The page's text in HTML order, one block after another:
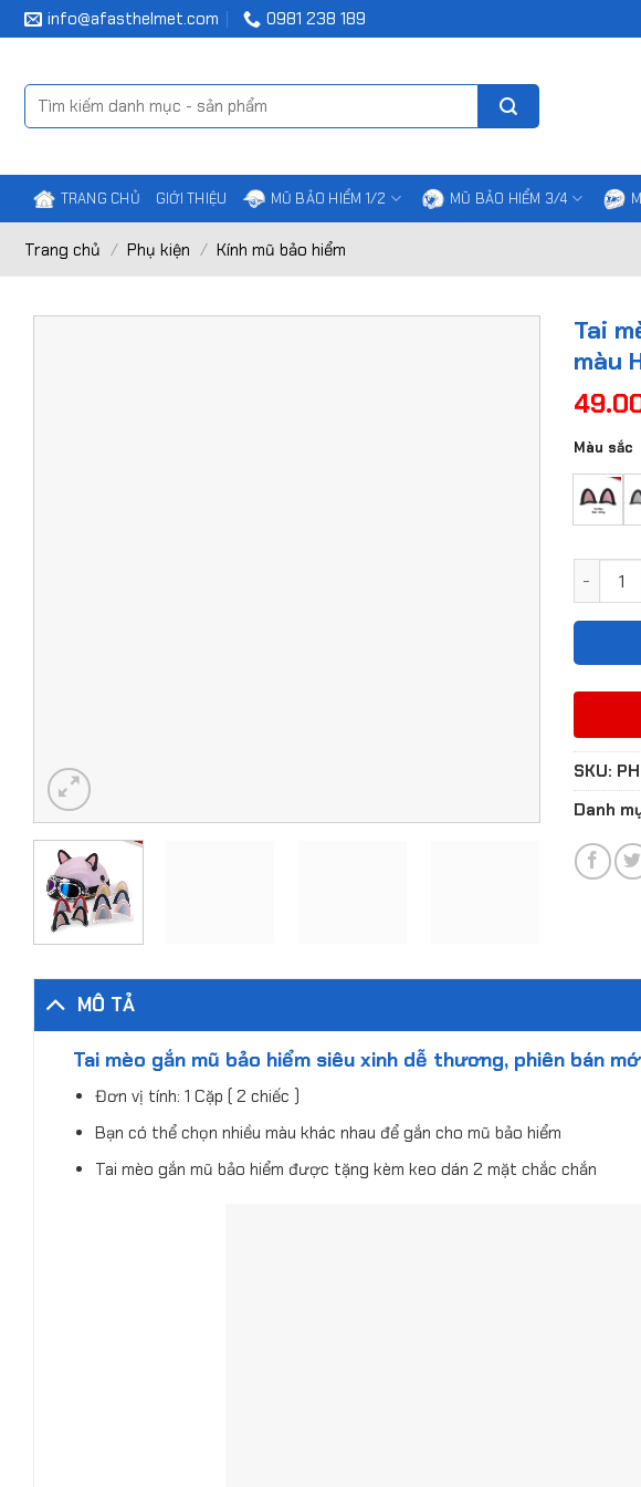
Chuyển
đến
dung
info@afasthelmet.com 0981 238 189
Tìm
kiếm:
TRANG CHỦ GIỚI THIỆU MŨ BẢO HIỂM 1/2 MŨ BẢO HIỂM 3/4
Trang chủ / Phụ kiện / Kính mũ bảo hiểm
Tai
màu
Màu sắc
SKU:
Danh
MÔ TẢ
Tai mèo gắn mũ bảo hiểm siêu xinh dễ thương, phiên bán
Đơn vị tính: 1 Cặp ( 2 chiếc )
Bạn có thể chọn nhiều màu khác nhau để gắn cho mũ bảo hiểm
Tai mèo gắn mũ bảo hiểm được tặng kèm keo dán 2 mặt chắc chắn